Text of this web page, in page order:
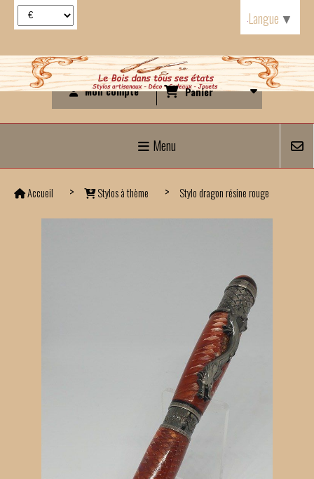
Mon compte Panier
Menu
Accueil Stylos à thème Stylo dragon résine rouge
Langue ▼
Panneau de gestion des cookies